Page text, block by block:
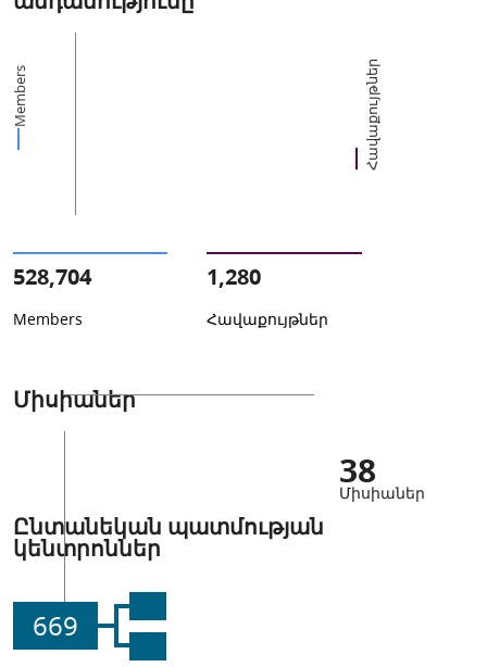
Members Հավաքույթներ
528,704
Members
1,280
Հավաքույթներ
Միսիաներ
38
Միսիաներ
Ընտանեկան պատմության
կենտրոններ
669